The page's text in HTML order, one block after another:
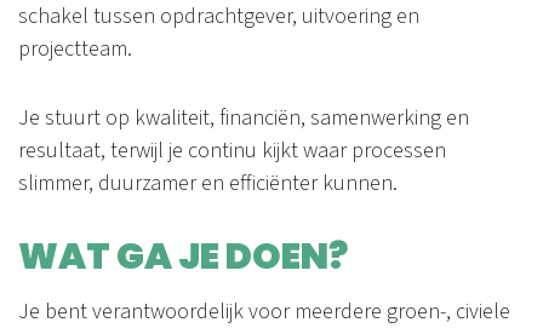
schakel tussen opdrachtgever, uitvoering en
projectteam.
Je stuurt op kwaliteit, financiën, samenwerking en
resultaat, terwijl je continu kijkt waar processen
slimmer, duurzamer en efficiënter kunnen.
WAT GA JE DOEN?
Je bent verantwoordelijk voor meerdere groen-, civiele